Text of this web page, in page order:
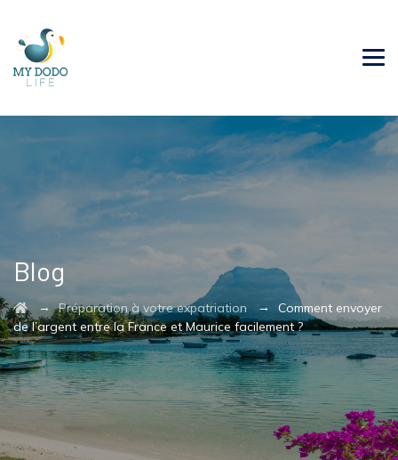
Blog
→Préparation à votre expatriation → Comment envoyer
de l’argent entre la France et Maurice facilement ?